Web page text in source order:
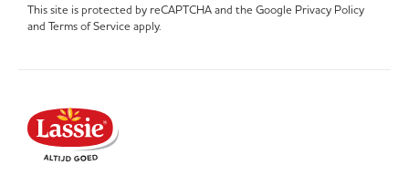
This site is protected by reCAPTCHA and the Google Privacy Policy
and Terms of Service apply.